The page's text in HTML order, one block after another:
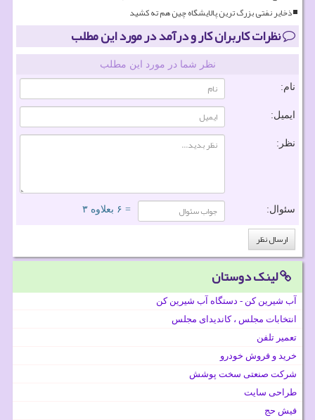
ذخایر نفتی بزرگ ترین پالایشگاه چین هم ته کشید
نظرات کاربران کار و درآمد در مورد این مطلب
نظر شما در مورد این مطلب
نام:
ایمیل:
نظر:
سئوال: = ۶ بعلاوه ۳
لینک دوستان
آب شیرین کن - دستگاه آب شیرین کن
انتخابات مجلس ، کاندیدای مجلس
تعمیر تلفن
خرید و فروش خودرو
شرکت صنعتی سخت پوشش
طراحی سایت
فیش حج